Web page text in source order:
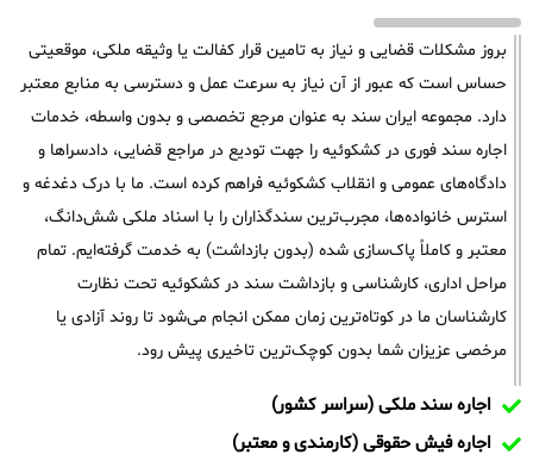
بروز مشکلات قضایی و نیاز به تامین قرار کفالت یا وثیقه ملکی، موقعیتی
حساس است که عبور از آن نیاز به سرعت عمل و دسترسی به منابع معتبر
دارد. مجموعه ایران سند به عنوان مرجع تخصصی و بدون واسطه، خدمات
اجاره سند فوری در کشکوئیه را جهت تودیع در مراجع قضایی، دادسراها و
دادگاه‌های عمومی و انقلاب کشکوئیه فراهم کرده است. ما با درک دغدغه و
استرس خانواده‌ها، مجرب‌ترین سندگذاران را با اسناد ملکی شش‌دانگ،
معتبر و کاملاً پاک‌سازی شده (بدون بازداشت) به خدمت گرفته‌ایم. تمام
مراحل اداری، کارشناسی و بازداشت سند در کشکوئیه تحت نظارت
کارشناسان ما در کوتاه‌ترین زمان ممکن انجام می‌شود تا روند آزادی یا
مرخصی عزیزان شما بدون کوچک‌ترین تاخیری پیش رود.
اجاره سند ملکی (سراسر کشور)
اجاره فیش حقوقی (کارمندی و معتبر)